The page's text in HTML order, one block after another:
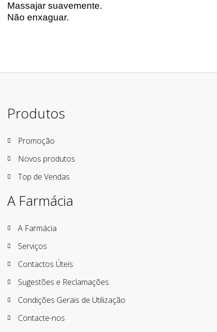
Massajar suavemente.
Não enxaguar.
Produtos
Promoção
Novos produtos
Top de Vendas
A Farmácia
A Farmácia
Serviços
Contactos Úteis
Sugestões e Reclamações
Condições Gerais de Utilização
Contacte-nos